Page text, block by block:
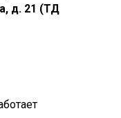
д. 21 (ТД